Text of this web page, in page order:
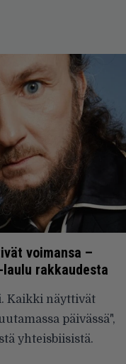
voimansa –
rakkaudesta
Kaikki näyttivät
päivässä",
yhteisbiisistä.